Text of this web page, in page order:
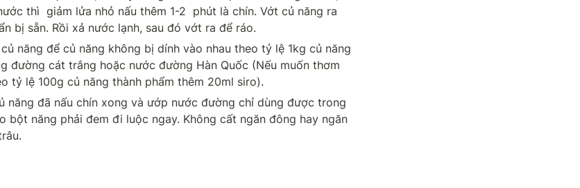
thì  giảm lửa nhỏ nấu thêm 1-2  phút là chín. Vớt củ năng ra
bị sẵn. Rồi xả nước lạnh, sau đó vớt ra để ráo.
năng để củ năng không bị dính vào nhau theo tỷ lệ 1kg củ năng
đường cát trắng hoặc nước đường Hàn Quốc (Nếu muốn thơm
tỷ lệ 100g củ năng thành phẩm thêm 20ml siro).
năng đã nấu chín xong và ướp nước đường chỉ dùng được trong
bột năng phải đem đi luộc ngay. Không cất ngăn đông hay ngăn